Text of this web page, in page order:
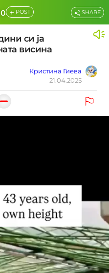
+ POST
си ја
висина
Кристина Гиева
21.04.2025
SHARE